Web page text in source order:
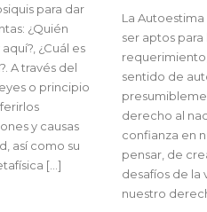
para dar
¿Quién
¿Cuál es
A través del
o principio
y causas
así como su
[…]
La
ser aptos para
sentido de
derecho al
confianza en
pensar, de
desafíos de la
nuestro